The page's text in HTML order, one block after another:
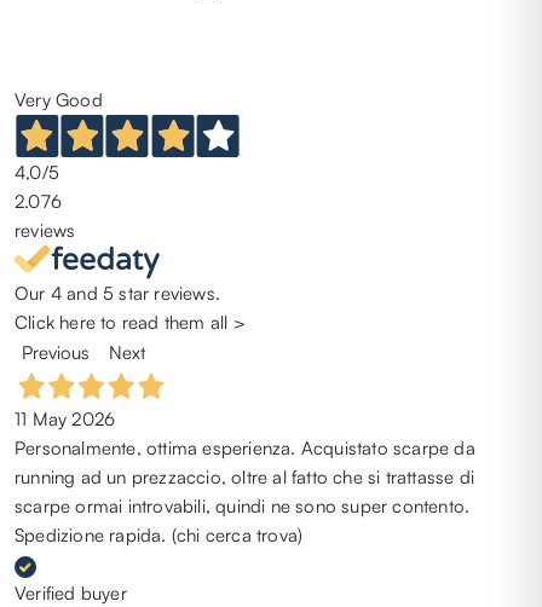
Very Good
4,0/5
2.076
reviews
Our 4 and 5 star reviews.
Click here to read them all >
Previous
Next
11 May 2026
Personalmente, ottima esperienza. Acquistato scarpe da
running ad un prezzaccio, oltre al fatto che si trattasse di
scarpe ormai introvabili, quindi ne sono super contento.
Spedizione rapida. (chi cerca trova)
Verified buyer